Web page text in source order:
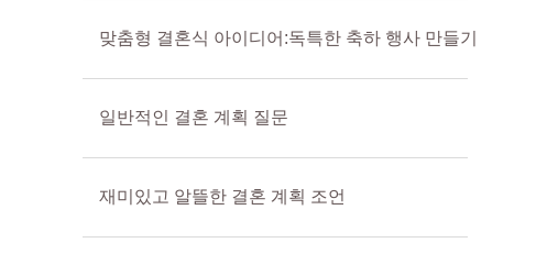
맞춤형 결혼식 아이디어:독특한 축하 행사 만들기
일반적인 결혼 계획 질문
재미있고 알뜰한 결혼 계획 조언